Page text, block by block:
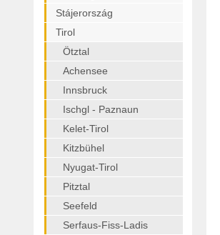
Stájerország
Tirol
Ötztal
Achensee
Innsbruck
Ischgl - Paznaun
Kelet-Tirol
Kitzbühel
Nyugat-Tirol
Pitztal
Seefeld
Serfaus-Fiss-Ladis